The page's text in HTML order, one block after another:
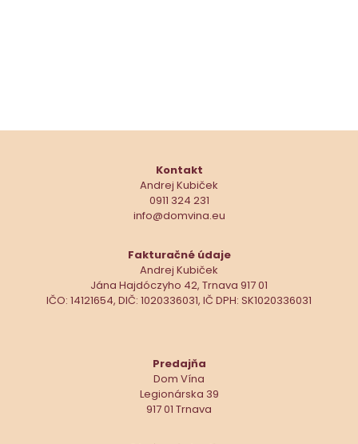
Kontakt
Andrej Kubiček
0911 324 231
info@domvina.eu
Fakturačné údaje
Andrej Kubiček
Jána Hajdóczyho 42, Trnava 917 01
IČO: 14121654, DIČ: 1020336031, IČ DPH: SK1020336031
Predajňa
Dom Vína
Legionárska 39
917 01 Trnava